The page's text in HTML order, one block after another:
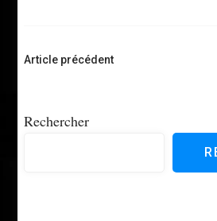
Navigation
Article précédent
Rechercher